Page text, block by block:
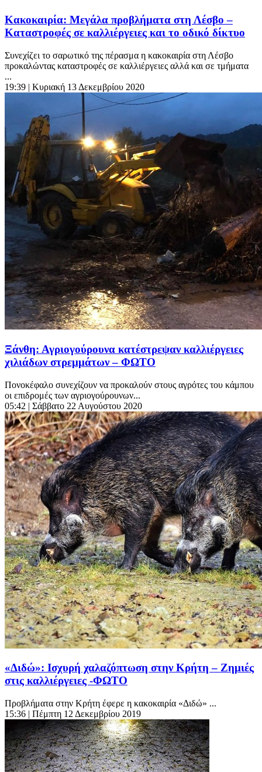
Κακοκαιρία: Μεγάλα προβλήματα στη Λέσβο –
Καταστροφές σε καλλιέργειες και το οδικό δίκτυο
Συνεχίζει το σαρωτικό της πέρασμα η κακοκαιρία στη Λέσβο
προκαλώντας καταστροφές σε καλλιέργειες αλλά και σε τμήματα
...
19:39 | Κυριακή 13 Δεκεμβρίου 2020
Ξάνθη: Αγριογούρουνα κατέστρεψαν καλλιέργειες
χιλιάδων στρεμμάτων – ΦΩΤΟ
Πονοκέφαλο συνεχίζουν να προκαλούν στους αγρότες του κάμπου
οι επιδρομές των αγριογούρουνων...
05:42 | Σάββατο 22 Αυγούστου 2020
«Διδώ»: Ισχυρή χαλαζόπτωση στην Κρήτη – Ζημιές
στις καλλιέργειες -ΦΩΤΟ
Προβλήματα στην Κρήτη έφερε η κακοκαιρία «Διδώ» ...
15:36 | Πέμπτη 12 Δεκεμβρίου 2019